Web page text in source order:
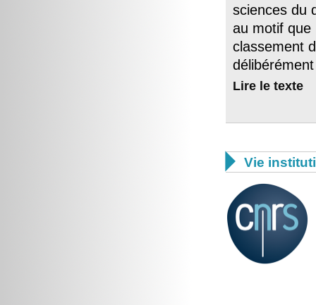
sciences du
au motif que
classement
Lire le texte
 Vie